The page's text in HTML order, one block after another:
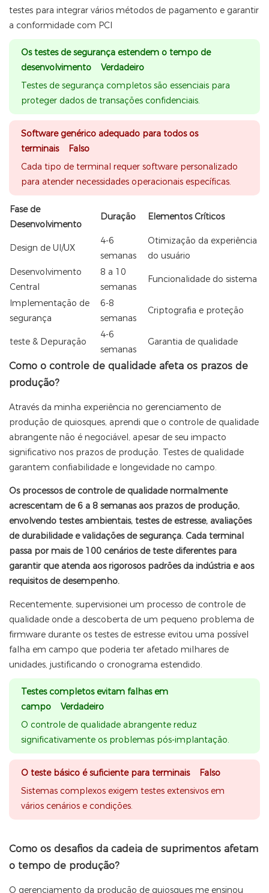
testes para integrar vários métodos de pagamento e garantir
a conformidade com PCI
Os testes de segurança estendem o tempo de
desenvolvimento Verdadeiro
Testes de segurança completos são essenciais para
proteger dados de transações confidenciais.
Software genérico adequado para todos os
terminais Falso
Cada tipo de terminal requer software personalizado
para atender necessidades operacionais específicas.
Fase de
Desenvolvimento
Duração Elementos Críticos
Design de UI/UX
4-6
semanas
Otimização da experiência
do usuário
Desenvolvimento
Central
8 a 10
semanas
Funcionalidade do sistema
Implementação de
segurança
6-8
semanas
Criptografia e proteção
teste & Depuração
4-6
semanas
Garantia de qualidade
Como o controle de qualidade afeta os prazos de
produção?
Através da minha experiência no gerenciamento de
produção de quiosques, aprendi que o controle de qualidade
abrangente não é negociável, apesar de seu impacto
significativo nos prazos de produção. Testes de qualidade
garantem confiabilidade e longevidade no campo.
Os processos de controle de qualidade normalmente
acrescentam de 6 a 8 semanas aos prazos de produção,
envolvendo testes ambientais, testes de estresse, avaliações
de durabilidade e validações de segurança. Cada terminal
passa por mais de 100 cenários de teste diferentes para
garantir que atenda aos rigorosos padrões da indústria e aos
requisitos de desempenho.
Recentemente, supervisionei um processo de controle de
qualidade onde a descoberta de um pequeno problema de
firmware durante os testes de estresse evitou uma possível
falha em campo que poderia ter afetado milhares de
unidades, justificando o cronograma estendido.
Testes completos evitam falhas em
campo Verdadeiro
O controle de qualidade abrangente reduz
significativamente os problemas pós-implantação.
O teste básico é suficiente para terminais Falso
Sistemas complexos exigem testes extensivos em
vários cenários e condições.
Como os desafios da cadeia de suprimentos afetam
o tempo de produção?
O gerenciamento da produção de quiosques me ensinou